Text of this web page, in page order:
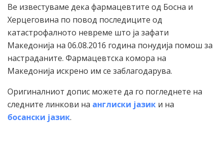
Ве известуваме дека фармацевтите од Босна и
Херцеговина по повод последиците од
катастрофалното невреме што ја зафати
Македонија на 06.08.2016 година понудија помош за
настраданите. Фармацевтска комора на
Македонија искрено им се заблагодарува.
Оригиналниот допис можете да го погледнете на
следните линкови на англиски јазик и на
босански јазик.